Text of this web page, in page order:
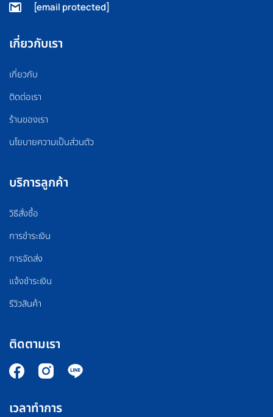
[email protected]
เกี่ยวกับเรา
เกี่ยวกับ
ติดต่อเรา
ร้านของเรา
นโยบายความเป็นส่วนตัว
บริการลูกค้า
วิธีสั่งซื้อ
การชำระเงิน
การจัดส่ง
แจ้งชำระเงิน
รีวิวสินค้า
ติดตามเรา
เวลาทำการ